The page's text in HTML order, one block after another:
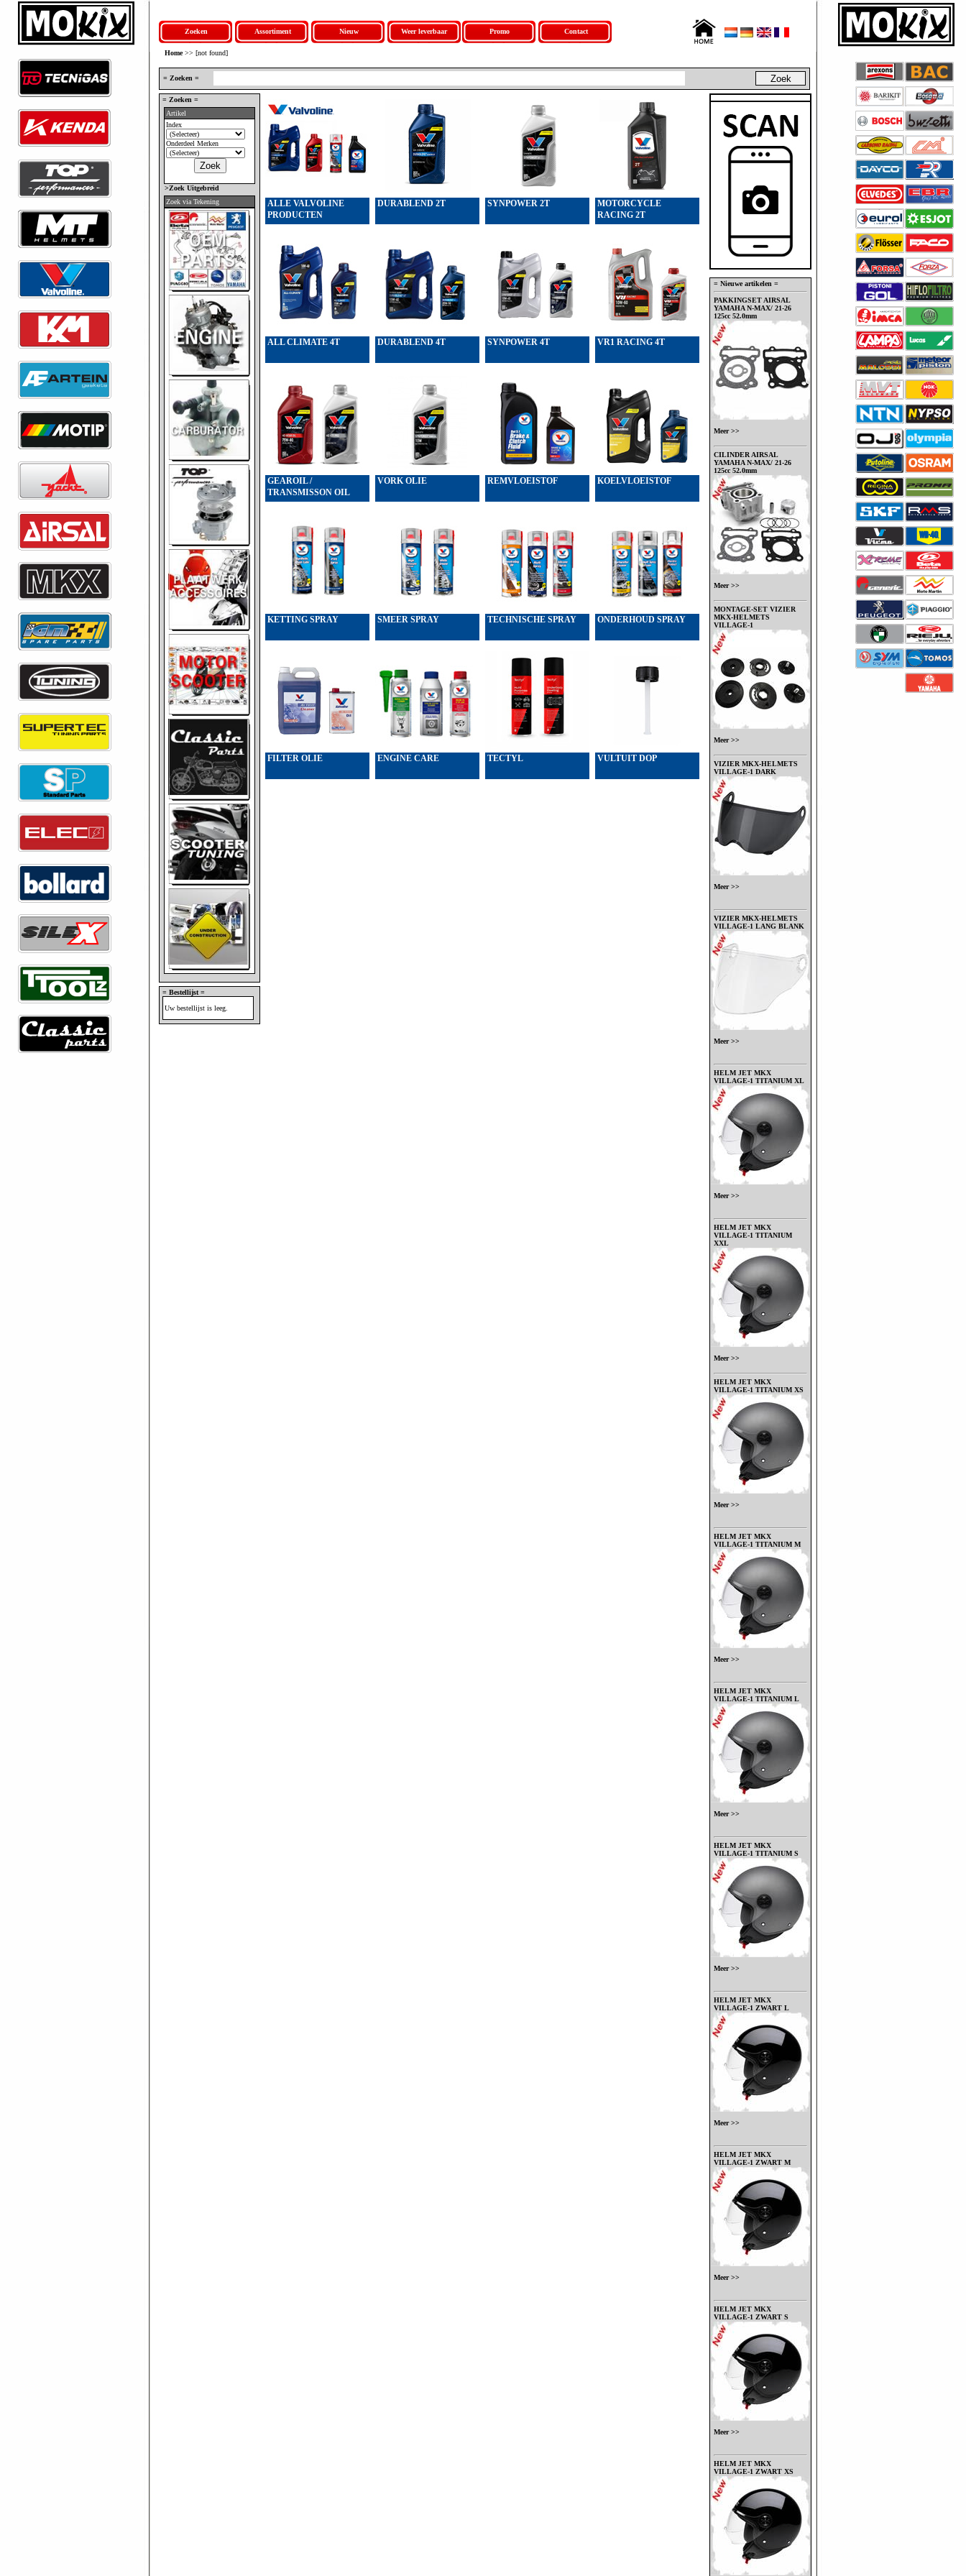
Zoeken Assortiment Nieuw Weer leverbaar Promo Contact
Home>> [not found]
= Zoeken =
= Zoeken =
Artikel
Index
Onderdeel Merken
>Zoek Uitgebreid
Zoek via Tekening
= Bestellijst =
Uw bestellijst is leeg.
ALLE VALVOLINE
PRODUCTEN
DURABLEND 2T SYNPOWER 2T
MOTORCYCLE
RACING 2T
ALL CLIMATE 4T DURABLEND 4T SYNPOWER 4T VR1 RACING 4T
GEAROIL /
TRANSMISSON OIL
VORK OLIE REMVLOEISTOF KOELVLOEISTOF
KETTING SPRAY SMEER SPRAY TECHNISCHE SPRAY ONDERHOUD SPRAY
FILTER OLIE ENGINE CARE TECTYL VULTUIT DOP
= Nieuwe artikelen =
PAKKINGSET AIRSAL
YAMAHA N-MAX/ 21-26
125cc 52.0mm
Meer >>
CILINDER AIRSAL
YAMAHA N-MAX/ 21-26
125cc 52.0mm
Meer >>
MONTAGE-SET VIZIER
MKX-HELMETS
VILLAGE-1
Meer >>
VIZIER MKX-HELMETS
VILLAGE-1 DARK
Meer >>
VIZIER MKX-HELMETS
VILLAGE-1 LANG BLANK
Meer >>
HELM JET MKX
VILLAGE-1 TITANIUM XL
Meer >>
HELM JET MKX
VILLAGE-1 TITANIUM
XXL
Meer >>
HELM JET MKX
VILLAGE-1 TITANIUM XS
Meer >>
HELM JET MKX
VILLAGE-1 TITANIUM M
Meer >>
HELM JET MKX
VILLAGE-1 TITANIUM L
Meer >>
HELM JET MKX
VILLAGE-1 TITANIUM S
Meer >>
HELM JET MKX
VILLAGE-1 ZWART L
Meer >>
HELM JET MKX
VILLAGE-1 ZWART M
Meer >>
HELM JET MKX
VILLAGE-1 ZWART S
Meer >>
HELM JET MKX
VILLAGE-1 ZWART XS